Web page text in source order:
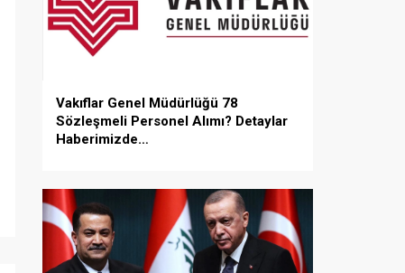
Vakıflar Genel Müdürlüğü 78
Sözleşmeli Personel Alımı? Detaylar
Haberimizde…